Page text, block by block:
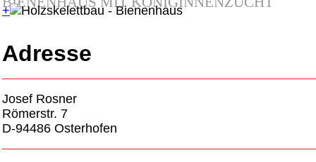
+
Adresse
Josef Rosner
Römerstr. 7
D-94486 Osterhofen